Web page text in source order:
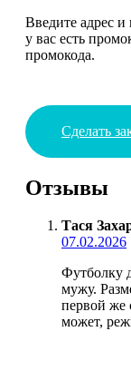
Введите адрес и
у вас есть
промокода.
Сделать
Отзывы
Тася
07.02.2026
Футболку
мужу.
первой же
может,